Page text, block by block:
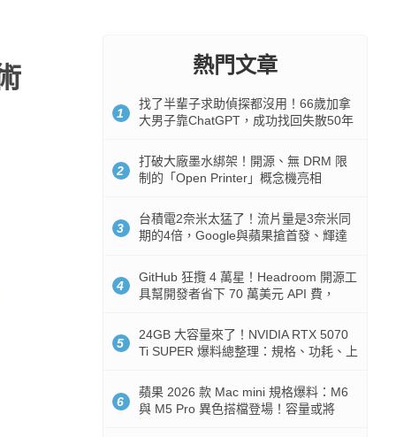
熱門文章
1
找了半輩子求助偵探都沒用！66歲加拿
大男子靠ChatGPT，成功找回失散50年
2
打破大廠墨水綁架！開源、無 DRM 限
制的「Open Printer」概念機亮相
3
台積電2奈米太猛了！流片量是3奈米同
期的4倍，Google與蘋果搶首發、輝達
4
GitHub 狂攬 4 萬星！Headroom 開源工
具幫開發者省下 70 萬美元 API 費，
5
24GB 大容量來了！NVIDIA RTX 5070
Ti SUPER 爆料總整理：規格、功耗、上
6
蘋果 2026 款 Mac mini 規格爆料：M6
與 M5 Pro 異色搭檔登場！容量或將